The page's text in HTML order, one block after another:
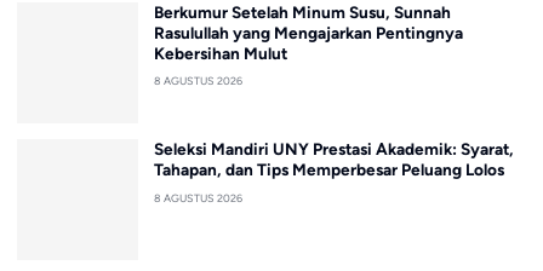
Berkumur Setelah Minum Susu, Sunnah
Rasulullah yang Mengajarkan Pentingnya
Kebersihan Mulut
8 AGUSTUS 2026
Seleksi Mandiri UNY Prestasi Akademik: Syarat,
Tahapan, dan Tips Memperbesar Peluang Lolos
8 AGUSTUS 2026